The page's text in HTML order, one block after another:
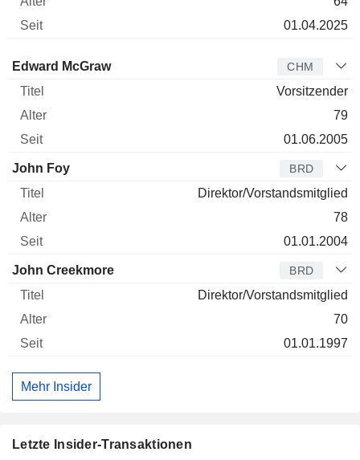
01.04.2025
Verwaltungsratsmitglied
Edward McGraw CHM
Vorsitzender
79
01.06.2005
John Foy BRD
Direktor/Vorstandsmitglied
78
01.01.2004
John Creekmore BRD
Direktor/Vorstandsmitglied
70
01.01.1997
Mehr Insider
Letzte Insider-Transaktionen